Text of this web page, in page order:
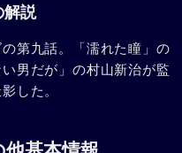
ンケチタクシーの余罪は
吉岡の妻の証言によっ
格異常の男が事件の表面
ルマ船酒場」が明るみに
引出した事が判明した。
解説
第九話。「濡れた瞳」の
男だが」の村山新治が監
した。